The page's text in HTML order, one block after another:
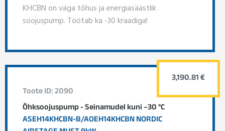
KHCBN on väga tõhus ja energiasäästlik
soojuspump. Töötab ka -30 kraadiga!
Toote ID: 2090
Õhksoojuspump - Seinamudel kuni –30 °C
ASEH14KHCBN-B/AOEH14KHCBN NORDIC
3,190.81 €